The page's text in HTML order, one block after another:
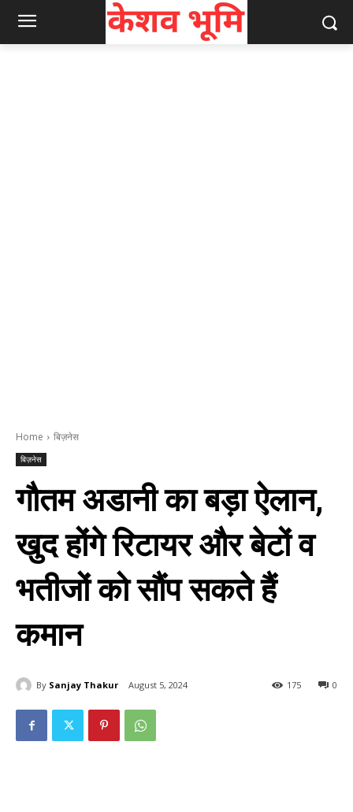
Home बिज़नेस
बिज़नेस
गौतम अडानी का बड़ा ऐलान,
खुद होंगे रिटायर और बेटों व
भतीजों को सौंप सकते हैं
कमान
By Sanjay Thakur August 5, 2024 0
175